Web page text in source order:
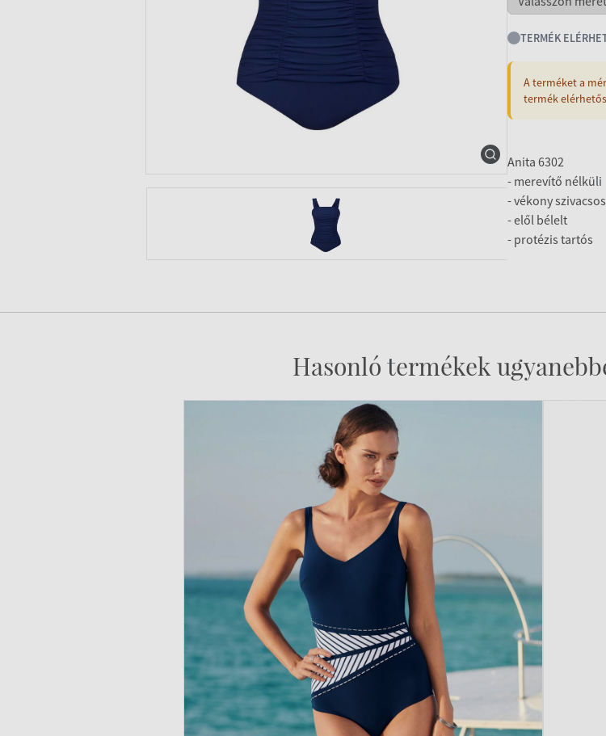
TERMÉK
A terméket a
termék
Anita 6302
- merevítő nélküli
- vékony
- elől bélelt
- protézis tartós
Hasonló termékek